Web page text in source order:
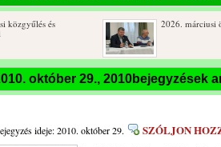
2026. márciusi összejövetel
Dálnoki József 90 éves
október 29., 2010bejegyzések
ideje: 2010. október 29. SZÓLJON